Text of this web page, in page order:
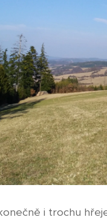
i trochu